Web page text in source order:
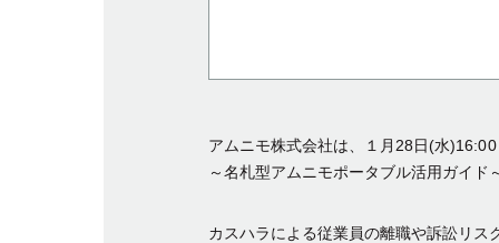
アムニモ株式会社は、１月28日(水
～名札型アムニモポータブル活用ガイド
カスハラによる従業員の離職や訴訟リ